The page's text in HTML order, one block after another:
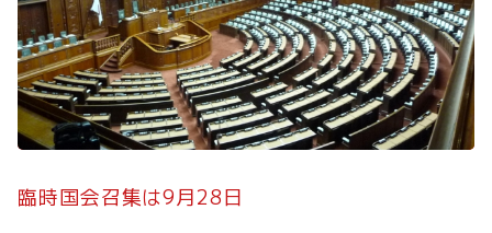
臨時国会召集は9月28日